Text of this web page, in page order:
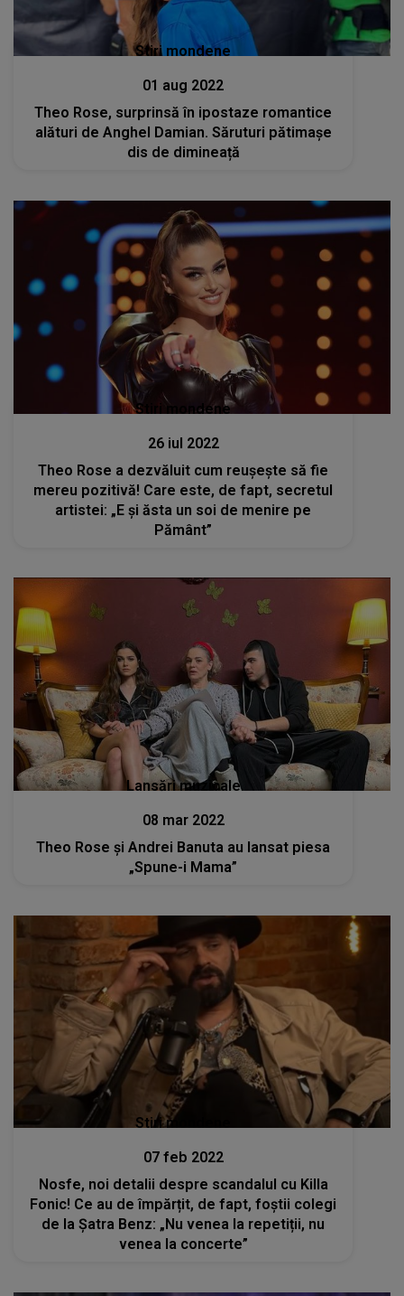
Stiri mondene
01 aug 2022
Theo Rose, surprinsă în ipostaze romantice
alături de Anghel Damian. Săruturi pătimașe
dis de dimineață
Stiri mondene
26 iul 2022
Theo Rose a dezvăluit cum reușește să fie
mereu pozitivă! Care este, de fapt, secretul
artistei: „E și ăsta un soi de menire pe
Pământ”
Lansări muzicale
08 mar 2022
Theo Rose și Andrei Banuta au lansat piesa
„Spune-i Mama”
Stiri mondene
07 feb 2022
Nosfe, noi detalii despre scandalul cu Killa
Fonic! Ce au de împărțit, de fapt, foștii colegi
de la Șatra Benz: „Nu venea la repetiții, nu
venea la concerte”